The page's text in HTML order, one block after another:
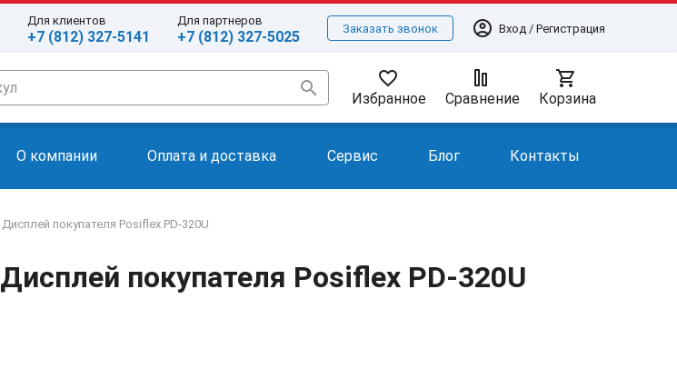
Для клиентов
+7 (812) 327-5141
Для партнеров
+7 (812) 327-5025 Заказать звонок account_circle Вход / Регистрация
search favorite_border
Избранное Сравнение
shopping_cart
Корзина
О компании Оплата и доставка Сервис Блог Контакты
Дисплей покупателя Posiflex PD-320U
Дисплей покупателя Posiflex PD-320U